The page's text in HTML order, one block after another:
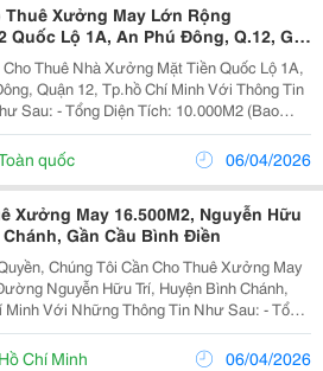
Thuê Xưởng May Lớn Rộng
Quốc Lộ 1A, An Phú Đông, Q.12, Giá
Cho Thuê Nhà Xưởng Mặt Tiền Quốc Lộ 1A,
Quận 12, Tp.hồ Chí Minh Với Thông Tin
10.000M2 (Bao
Và Khuôn Viên) - Nhà Xưởng Xây
Dựng: 6.000M2 Gồm 3 Khối Nhà Xưởng; - Khối...
quốc 06/04/2026
Xưởng May 16.500M2, Nguyễn Hữu
Gần Cầu Bình Điền
Chúng Tôi Cần Cho Thuê Xưởng May
Nguyễn Hữu Trí, Huyện Bình Chánh,
Với Những Thông Tin Như Sau: - Tổng
Tích Kho Xưởng Xây Dựng:
Hồ Chí Minh 06/04/2026